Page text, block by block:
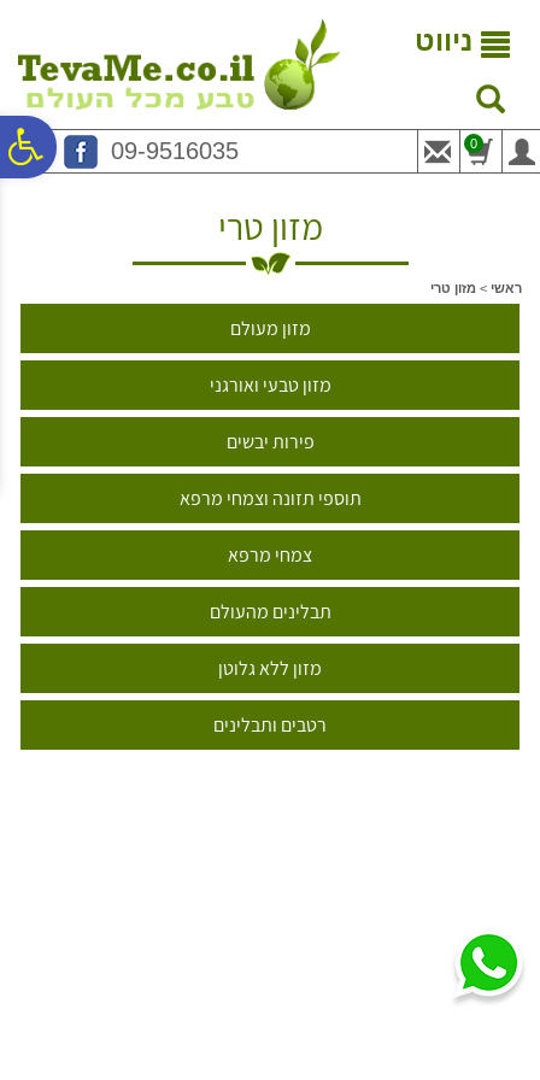
המרכזי
ניווט
09-9516035 0
מזון טרי
ראשי > מזון טרי
מזון מעולם
מזון טבעי ואורגני
פירות יבשים
תוספי תזונה וצמחי מרפא
צמחי מרפא
תבלינים מהעולם
מזון ללא גלוטן
רטבים ותבלינים